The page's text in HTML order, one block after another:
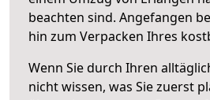
beachten sind. Angefangen
hin zum Verpacken Ihres
Wenn Sie durch Ihren
nicht wissen, was Sie zuerst